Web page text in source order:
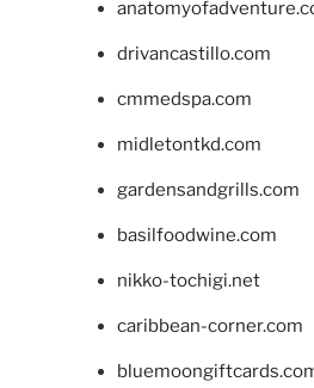
drivancastillo.com
cmmedspa.com
midletontkd.com
gardensandgrills.com
basilfoodwine.com
nikko-tochigi.net
caribbean-corner.com